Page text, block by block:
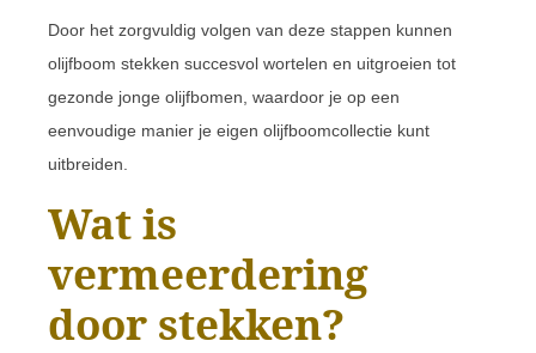
Door het zorgvuldig volgen van deze stappen kunnen
olijfboom stekken succesvol wortelen en uitgroeien tot
gezonde jonge olijfbomen, waardoor je op een
eenvoudige manier je eigen olijfboomcollectie kunt
uitbreiden.
Wat is
vermeerdering
door stekken?